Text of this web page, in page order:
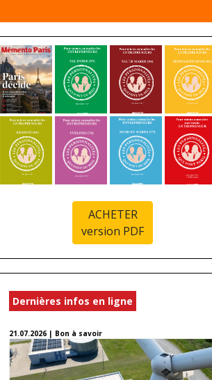
ACHETER
version PDF
Dernières infos en ligne
21.07.2026 | Bon à savoir